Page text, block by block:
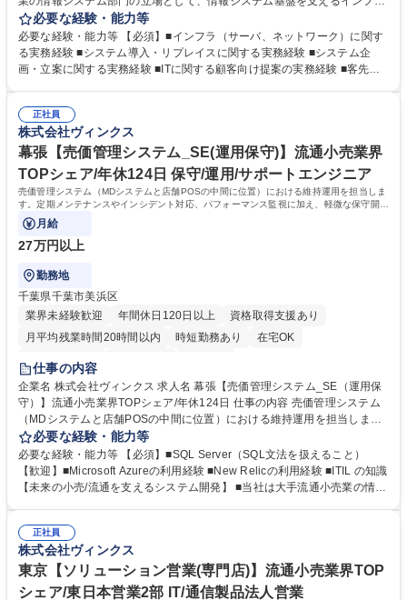
運用・保守を中心に、システム企画や導入推進、ライセンス管理、顧客提
案など幅広い領域を担うポジションです。 インフラ領域のオールラウンダ
ーとして、多様なシステム運用業務を遂行いただきます。 ■基盤インフラ
に関する各種調整、実施 ■情報系システムの導入推進、運用保守 ■365日
種 東京【上級インフラ運用エンジニア（ISM）】SCMソリューション部
必要な経験・能力等
必要な経験・能力等 【必須】■インフラ（サーバ、ネットワーク）に関す
る実務経験 ■システム導入・リプレイスに関する実務経験 ■システム企
画・立案に関する実務経験 ■ITに関する顧客向け提案の実務経験 ■客先で
大学院 大学 高専 短大 専修学校 高校 語学力： 資格：
正社員
株式会社ヴィンクス
幕張【売価管理システム_SE(運用保守)】流通小売業界
TOPシェア/年休124日 保守/運用/サポートエンジニア
売価管理システム（MDシステムと店舗POSの中間に位置）における維持運用を担当しま
す。定期メンテナンスやインシデント対応、パフォーマンス監視に加え、軽微な保守開発
にも対応するポジションです。
月給
27万円以上
勤務地
千葉県千葉市美浜区
業界未経験歓迎
年間休日120日以上
資格取得支援あり
月平均残業時間20時間以内
時短勤務あり
在宅OK
完全週休2日制
仕事の内容
企業名 株式会社ヴィンクス 求人名 幕張【売価管理システム_SE（運用保
守）】流通小売業界TOPシェア/年休124日 仕事の内容 売価管理システム
（MDシステムと店舗POSの中間に位置）における維持運用を担当しま
す。定期メンテナンスやインシデント対応、パフォーマンス監視に加え、
軽微な保守開発にも対応するポジションです。 ■売価管理システムの維持
運用 ■定期サーバメンテナンス ■パフォーマンス監視 ■インシデント対応
■マスタメンテナンス ■臨時処理の実施 ■軽微な保守開発（プロシージャ修
必要な経験・能力等
必要な経験・能力等 【必須】■SQL Server（SQL文法を扱えること）
【歓迎】■Microsoft Azureの利用経験 ■New Relicの利用経験 ■ITIL の知識
【未来の小売/流通を支えるシステム開発】 ■当社は大手流通小売業の情報
不足などの社会課題解決、消費者の利便性向上に挑みます。 学歴・資格
学歴：大学院 大学 高専 短大 専修学校 高校 語学力： 資格：
正社員
株式会社ヴィンクス
東京【ソリューション営業(専門店)】流通小売業界TOP
シェア/東日本営業2部 IT/通信製品法人営業